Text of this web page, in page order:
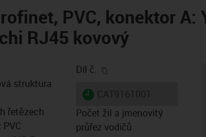
PVC, konektor A:
RJ45 kovový
struktura
řetězech
Díl č.
igus-icon-lieferzeit
Počet žil a jmenovitý
průřez vodičů